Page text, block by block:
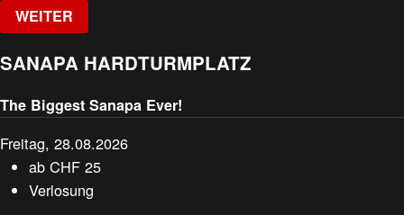
WEITER
SANAPA HARDTURMPLATZ
The Biggest Sanapa Ever!
Freitag, 28.08.2026
abCHF 25
Verlosung